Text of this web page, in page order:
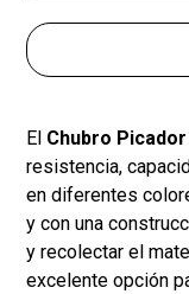
El Chubro
resistencia,
en diferentes
y con una
y recolectar el
excelente opción